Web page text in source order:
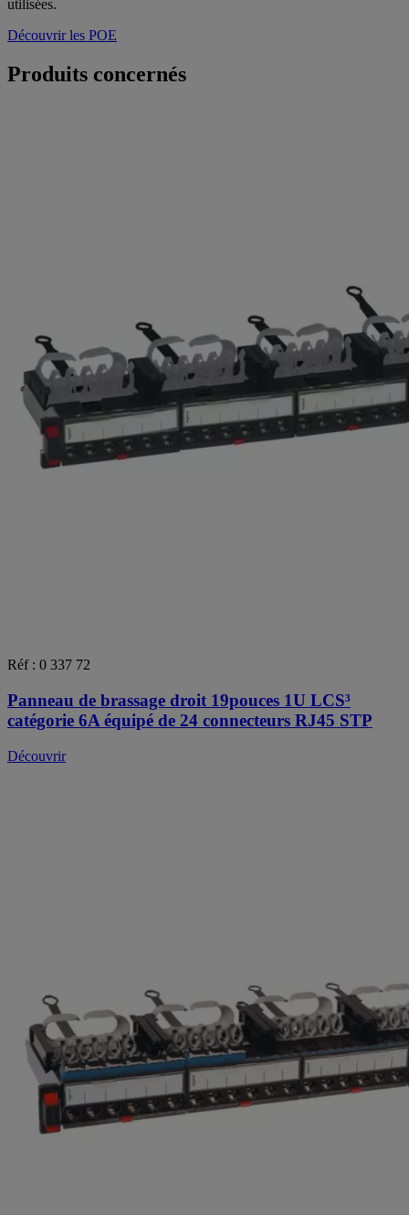
utilisées.
Découvrir les POE
Produits concernés
Réf : 0 337 72
Panneau de brassage droit 19pouces 1U LCS³
catégorie 6A équipé de 24 connecteurs RJ45 STP
Découvrir